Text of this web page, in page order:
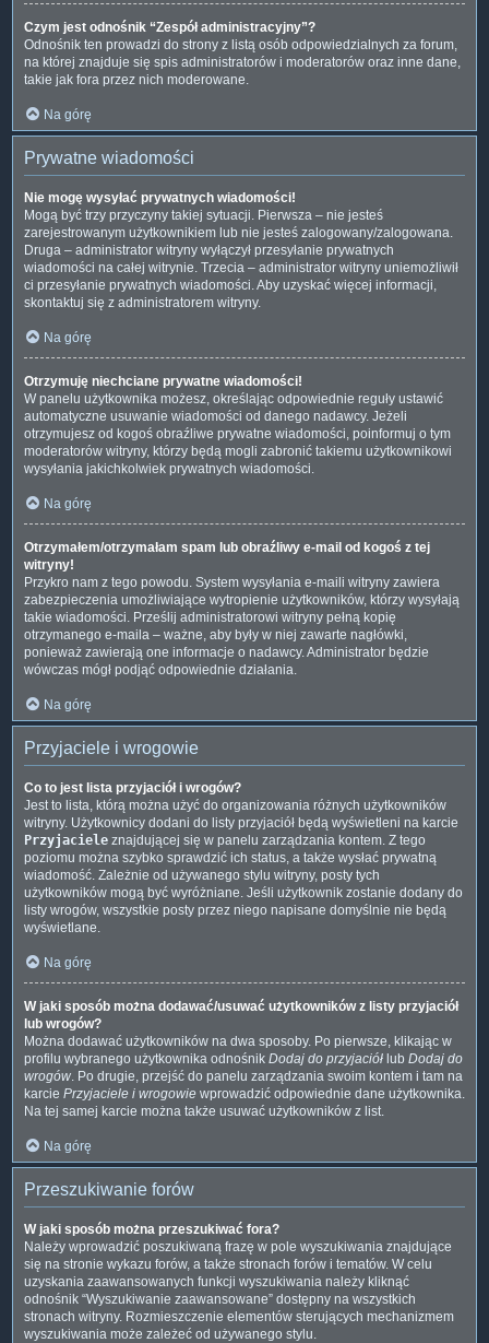
Czym jest odnośnik “Zespół administracyjny”?
Odnośnik ten prowadzi do strony z listą osób odpowiedzialnych za forum,
na której znajduje się spis administratorów i moderatorów oraz inne dane,
takie jak fora przez nich moderowane.
Na górę
Prywatne wiadomości
Nie mogę wysyłać prywatnych wiadomości!
Mogą być trzy przyczyny takiej sytuacji. Pierwsza – nie jesteś
zarejestrowanym użytkownikiem lub nie jesteś zalogowany/zalogowana.
Druga – administrator witryny wyłączył przesyłanie prywatnych
wiadomości na całej witrynie. Trzecia – administrator witryny uniemożliwił
ci przesyłanie prywatnych wiadomości. Aby uzyskać więcej informacji,
skontaktuj się z administratorem witryny.
Na górę
Otrzymuję niechciane prywatne wiadomości!
W panelu użytkownika możesz, określając odpowiednie reguły ustawić
automatyczne usuwanie wiadomości od danego nadawcy. Jeżeli
otrzymujesz od kogoś obraźliwe prywatne wiadomości, poinformuj o tym
moderatorów witryny, którzy będą mogli zabronić takiemu użytkownikowi
wysyłania jakichkolwiek prywatnych wiadomości.
Na górę
Otrzymałem/otrzymałam spam lub obraźliwy e-mail od kogoś z tej
witryny!
Przykro nam z tego powodu. System wysyłania e-maili witryny zawiera
zabezpieczenia umożliwiające wytropienie użytkowników, którzy wysyłają
takie wiadomości. Prześlij administratorowi witryny pełną kopię
otrzymanego e-maila – ważne, aby były w niej zawarte nagłówki,
ponieważ zawierają one informacje o nadawcy. Administrator będzie
wówczas mógł podjąć odpowiednie działania.
Na górę
Przyjaciele i wrogowie
Co to jest lista przyjaciół i wrogów?
Jest to lista, którą można użyć do organizowania różnych użytkowników
witryny. Użytkownicy dodani do listy przyjaciół będą wyświetleni na karcie
Przyjaciele znajdującej się w panelu zarządzania kontem. Z tego
poziomu można szybko sprawdzić ich status, a także wysłać prywatną
wiadomość. Zależnie od używanego stylu witryny, posty tych
użytkowników mogą być wyróżniane. Jeśli użytkownik zostanie dodany do
listy wrogów, wszystkie posty przez niego napisane domyślnie nie będą
wyświetlane.
Na górę
W jaki sposób można dodawać/usuwać użytkowników z listy przyjaciół
lub wrogów?
Można dodawać użytkowników na dwa sposoby. Po pierwsze, klikając w
profilu wybranego użytkownika odnośnik Dodaj do przyjaciół lub Dodaj do
wrogów. Po drugie, przejść do panelu zarządzania swoim kontem i tam na
karcie Przyjaciele i wrogowie wprowadzić odpowiednie dane użytkownika.
Na tej samej karcie można także usuwać użytkowników z list.
Na górę
Przeszukiwanie forów
W jaki sposób można przeszukiwać fora?
Należy wprowadzić poszukiwaną frazę w pole wyszukiwania znajdujące
się na stronie wykazu forów, a także stronach forów i tematów. W celu
uzyskania zaawansowanych funkcji wyszukiwania należy kliknąć
odnośnik “Wyszukiwanie zaawansowane” dostępny na wszystkich
stronach witryny. Rozmieszczenie elementów sterujących mechanizmem
wyszukiwania może zależeć od używanego stylu.